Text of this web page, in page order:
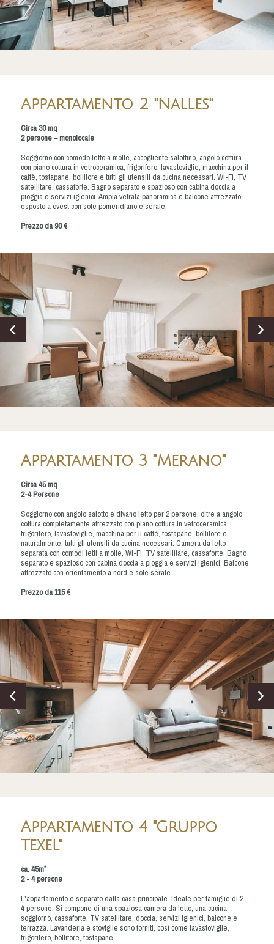
Appartamento 2 "Nalles"
Circa 30 mq
2 persone – monolocale
Soggiorno con comodo letto a molle, accogliente salottino, angolo cottura
con piano cottura in vetroceramica, frigorifero, lavastoviglie, macchina per il
caffè, tostapane, bollitore e tutti gli utensili da cucina necessari. Wi-Fi, TV
satellitare, cassaforte. Bagno separato e spazioso con cabina doccia a
pioggia e servizi igienici. Ampia vetrata panoramica e balcone attrezzato
esposto a ovest con sole pomeridiano e serale.
Prezzo da 90 €
Appartamento 3 "Merano"
Circa 45 mq
2-4 Persone
Soggiorno con angolo salotto e divano letto per 2 persone, oltre a angolo
cottura completamente attrezzato con piano cottura in vetroceramica,
frigorifero, lavastoviglie, macchina per il caffè, tostapane, bollitore e,
naturalmente, tutti gli utensili da cucina necessari. Camera da letto
separata con comodi letti a molle, Wi-Fi, TV satellitare, cassaforte. Bagno
separato e spazioso con cabina doccia a pioggia e servizi igienici. Balcone
attrezzato con orientamento a nord e sole serale.
Prezzo da 115 €
Appartamento 4 "Gruppo
Texel"
ca. 45m²
2 - 4 persone
L'appartamento è separato dalla casa principale. Ideale per famiglie di 2 –
4 persone. Si compone di una spaziosa camera da letto, una cucina -
soggiorno, cassaforte, TV satellitare, doccia, servizi igienici, balcone e
terrazza. Lavanderia e stoviglie sono forniti, così come lavastoviglie,
frigorifero, bollitore, tostapane.